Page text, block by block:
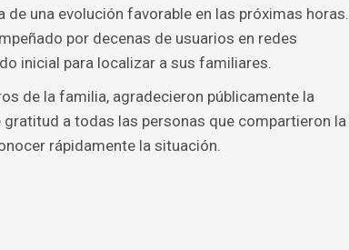
una evolución favorable en las próximas horas.
por decenas de usuarios en redes
inicial para localizar a sus familiares.
de la familia, agradecieron públicamente la
a todas las personas que compartieron la
rápidamente la situación.